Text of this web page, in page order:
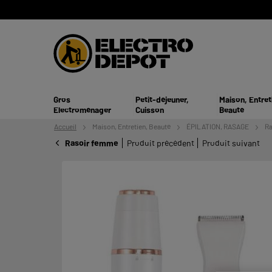
Gros
Electroménager
Petit-déjeuner,
Cuisson
Maison,
Beauté
Accueil Maison, Entretien, Beauté ÉPILATION, RASAGE
Rasoir femme Produit précédent Produit suivant